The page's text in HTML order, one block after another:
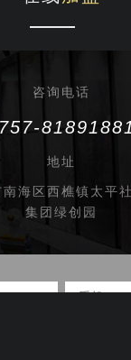
咨询电话
地址
南海区西樵镇太平
集团绿创园